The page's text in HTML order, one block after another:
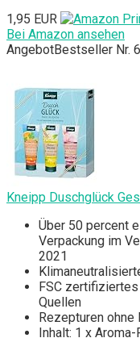
1,95 EUR
Bei Amazon ansehen
AngebotBestseller Nr. 6
Kneipp Duschglück
Über 50 percent
Verpackung im
2021
FSC
Quellen
Rezepturen
Inhalt: 1 x